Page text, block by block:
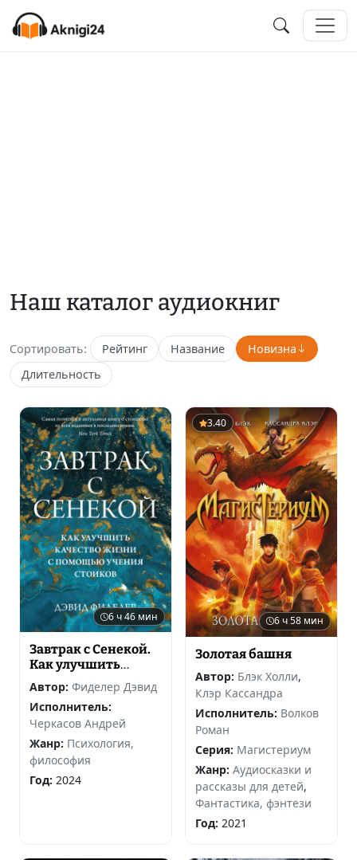
Наш каталог аудиокниг
Сортировать: Рейтинг Название
Новизна
Длительность
6 ч 46 мин
Завтрак с Сенекой.
Как улучшить
качество жизни с
помощью учения
стоиков
Автор: Фиделер Дэвид
Исполнитель:
Черкасов Андрей
Жанр: Психология,
философия
Год: 2024
3.40
6 ч 58 мин
Золотая башня
Автор: Блэк Холли,
Клэр Кассандра
Исполнитель: Волков
Роман
Серия: Магистериум
Жанр: Аудиосказки и
рассказы для детей,
Фантастика, фэнтези
Год: 2021